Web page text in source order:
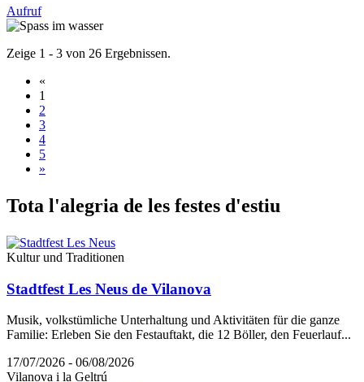
Aufruf
Zeige 1 - 3 von 26 Ergebnissen.
«
1
2
3
4
5
»
Tota l'alegria de les festes d'estiu
Kultur und Traditionen
Stadtfest Les Neus de Vilanova
Musik, volkstümliche Unterhaltung und Aktivitäten für die ganze
Familie: Erleben Sie den Festauftakt, die 12 Böller, den Feuerlauf...
17/07/2026 - 06/08/2026
Vilanova i la Geltrú